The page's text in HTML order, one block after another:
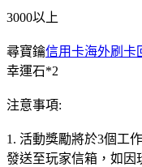
3000以上
尋寶鑰信用卡海外刷卡
幸運石*2
注意事項:
1. 活動獎勵將於3個工
發送至玩家信箱，如因